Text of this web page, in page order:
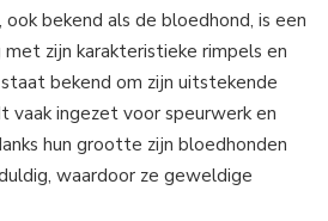
bekend als de bloedhond, is een
zijn karakteristieke rimpels en
bekend om zijn uitstekende
vaak ingezet voor speurwerk en
hun grootte zijn bloedhonden
waardoor ze geweldige